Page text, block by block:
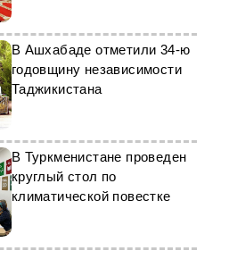
В Ашхабаде отметили 34-ю
годовщину независимости
Таджикистана
В Туркменистане проведен
круглый стол по
климатической повестке